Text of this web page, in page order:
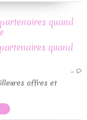
quand
…
offres et